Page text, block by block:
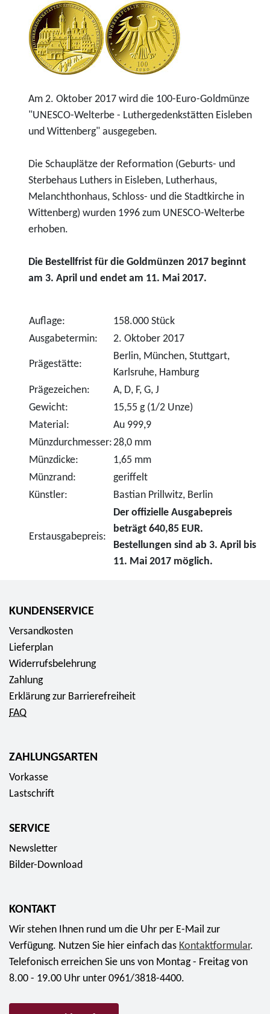
Am 2. Oktober 2017 wird die 100-Euro-Goldmünze
"UNESCO-Welterbe - Luthergedenkstätten Eisleben
und Wittenberg" ausgegeben.
Die Schauplätze der Reformation (Geburts- und
Sterbehaus Luthers in Eisleben, Lutherhaus,
Melanchthonhaus, Schloss- und die Stadtkirche in
Wittenberg) wurden 1996 zum UNESCO-Welterbe
erhoben.
Die Bestellfrist für die Goldmünzen 2017 beginnt
am 3. April und endet am 11. Mai 2017.
Auflage:
158.000 Stück
Ausgabetermin:
2. Oktober 2017
Prägestätte:
Berlin, München, Stuttgart,
Karlsruhe, Hamburg
Prägezeichen:
A, D, F, G, J
Gewicht:
15,55 g (1/2 Unze)
Material:
Au 999,9
Münzdurchmesser:28,0 mm
Münzdicke:
1,65 mm
Münzrand:
geriffelt
Künstler:
Bastian Prillwitz, Berlin
Erstausgabepreis:
Der offizielle Ausgabepreis
beträgt 640,85 EUR.
Bestellungen sind ab 3. April bis
11. Mai 2017 möglich.
KUNDENSERVICE
Versandkosten
Lieferplan
Widerrufsbelehrung
Zahlung
Erklärung zur Barrierefreiheit
FAQ
ZAHLUNGSARTEN
Vorkasse
Lastschrift
SERVICE
Newsletter
Bilder-Download
KONTAKT
Wir stehen Ihnen rund um die Uhr per E-Mail zur
Verfügung. Nutzen Sie hier einfach das Kontaktformular.
Telefonisch erreichen Sie uns von Montag - Freitag von
8.00 - 19.00 Uhr unter 0961/3818-4400.